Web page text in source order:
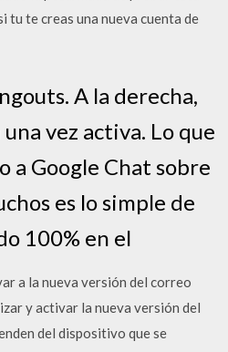
tu te creas una nueva cuenta de
A la derecha,
vez activa. Lo que
a Google Chat sobre
es lo simple de
100% en el
a la nueva versión del correo
y activar la nueva versión del
del dispositivo que se